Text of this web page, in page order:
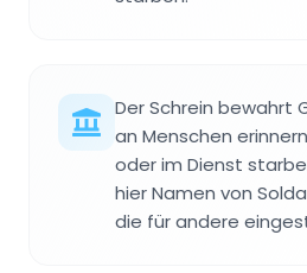
Der Schrein bewahrt
an Menschen
oder im Dienst
hier Namen von
die für andere